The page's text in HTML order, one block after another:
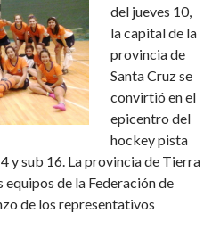
del jueves 10,
la capital de la
provincia de
Santa Cruz se
convirtió en el
epicentro del
hockey pista
y sub 16. La provincia de Tierra
de la Federación de
de los representativos
de selecciones en marcha